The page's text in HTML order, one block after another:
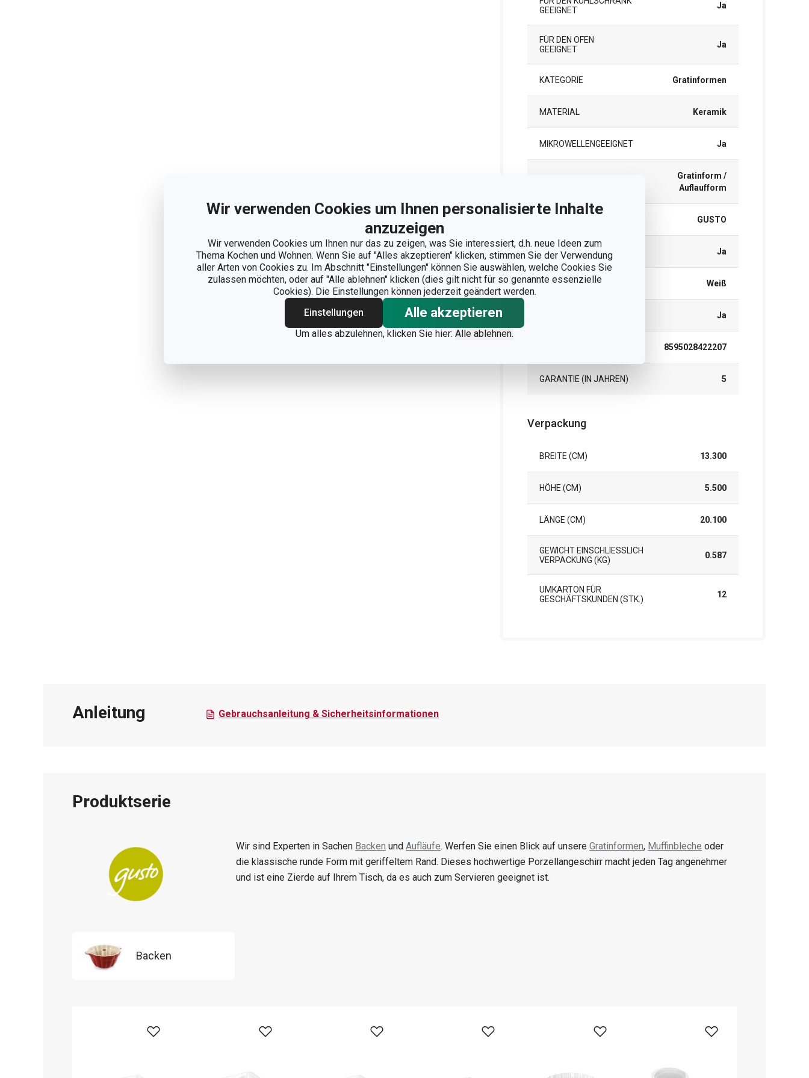
Wir verwenden Cookies um Ihnen personalisierte Inhalte
anzuzeigen
Wir verwenden Cookies um Ihnen nur das zu zeigen, was Sie interessiert, d.h. neue Ideen zum
Thema Kochen und Wohnen. Wenn Sie auf "Alles akzeptieren" klicken, stimmen Sie der Verwendung
aller Arten von Cookies zu. Im Abschnitt "Einstellungen" können Sie auswählen, welche Cookies Sie
zulassen möchten, oder auf "Alle ablehnen" klicken (dies gilt nicht für so genannte essenzielle
Cookies). Die Einstellungen können jederzeit geändert werden.
Einstellungen
Alle akzeptieren
Um alles abzulehnen, klicken Sie hier: Alle ablehnen.
GEEIGNET
Ja
FÜR DEN OFEN
GEEIGNET
Ja
KATEGORIE Gratinformen
MATERIAL Keramik
MIKROWELLENGEEIGNET Ja
Gratinform /
Auflaufform
GUSTO
TIEFKÜHLGEEIGNET Ja
FARBE Weiß
Ja
8595028422207
GARANTIE (IN JAHREN) 5
Verpackung
BREITE (CM) 13.300
HÖHE (CM) 5.500
LÄNGE (CM) 20.100
GEWICHT EINSCHLIESSLICH V
ERPACKUNG (KG)
0.587
UMKARTON FÜR
GESCHÄFTSKUNDEN (STK.)
12
Anleitung Gebrauchsanleitung & Sicherheitsinformationen
Produktserie
Wir sind Experten in Sachen Backen und Aufläufe. Werfen Sie einen Blick auf unsere Gratinformen, Muffinbleche oder
die klassische runde Form mit geriffeltem Rand. Dieses hochwertige Porzellangeschirr macht jeden Tag angenehmer
und ist eine Zierde auf Ihrem Tisch, da es auch zum Servieren geeignet ist.
Backen